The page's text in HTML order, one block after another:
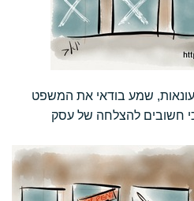
שמע בודאי את המשפט
חשובים להצלחה של עסק